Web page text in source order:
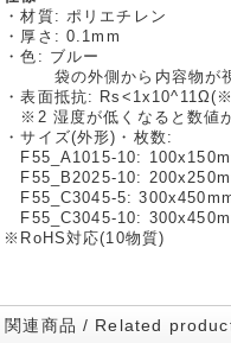
・材質: ポリエチレン
・厚さ: 0.1mm
・色: ブルー
袋の外側から内容物が視
・表面抵抗:
※2 湿度が低くなると数値が
・サイズ(外形)・枚数:
F55_A1015-10:
F55_B2025-10:
F55_C3045-5:
F55_C3045-10:
※RoHS対応(10物質)
関連商品 / Related